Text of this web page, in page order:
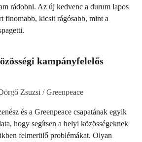
rádobni. Az új kedvenc a durum lapos
finomabb, kicsit rágósabb, mint a
kampányfelelős
Zsuzsi / Greenpeace
és a Greenpeace csapatának egyik
hogy segítsen a helyi közösségeknek
felmerülő problémákat. Olyan